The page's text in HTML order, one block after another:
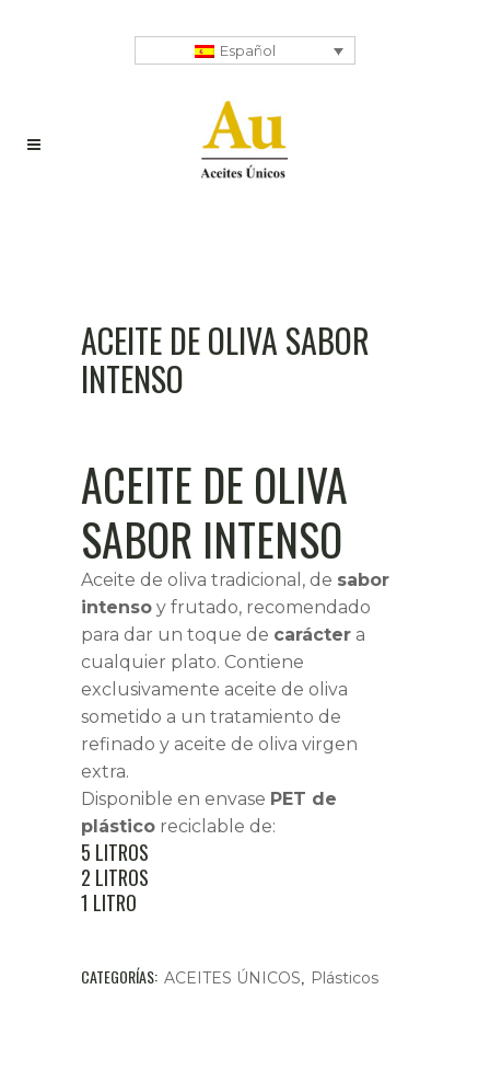
Español
ACEITE DE OLIVA SABOR
INTENSO
ACEITE DE OLIVA
SABOR INTENSO
Aceite de oliva tradicional, de sabor
intenso y frutado, recomendado
para dar un toque de carácter a
cualquier plato. Contiene
exclusivamente aceite de oliva
sometido a un tratamiento de
refinado y aceite de oliva virgen
extra.
Disponible en envase PET de
plástico reciclable de:
5 LITROS
2 LITROS
1 LITRO
CATEGORÍAS: ACEITES ÚNICOS Plásticos